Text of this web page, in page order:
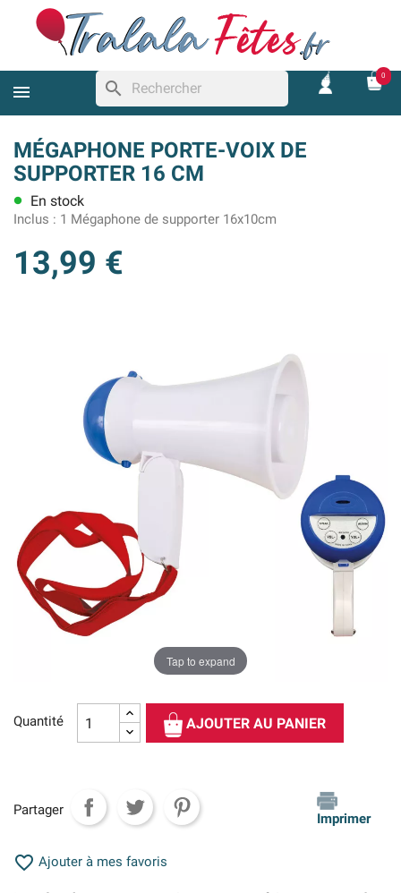
search
0
MÉGAPHONE PORTE-VOIX DE
SUPPORTER 16 CM
lens En stock
Inclus : 1 Mégaphone de supporter 16x10cm
13,99 €
Tap to expand
Quantité AJOUTER AU PANIER
Partager
Imprimer
 Ajouter à mes favoris